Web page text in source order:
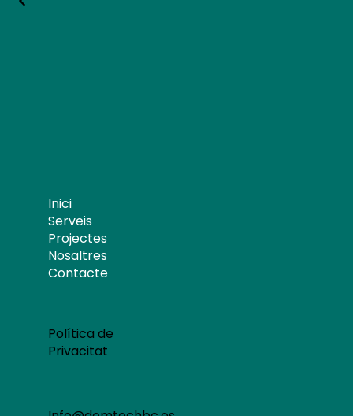
Inici
Serveis
Projectes
Nosaltres
Contacte
Política de
Privacitat